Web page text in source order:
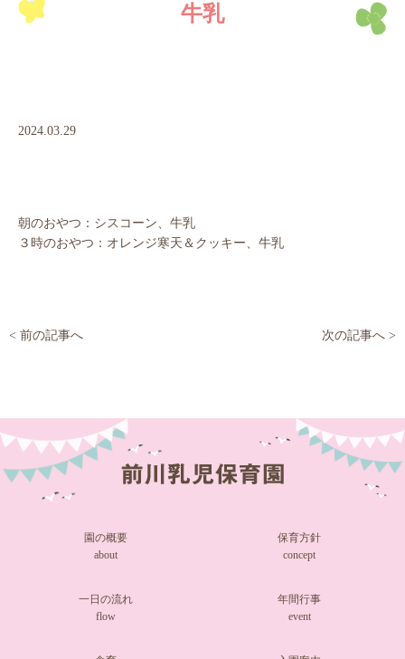
牛乳
2024.03.29
朝のおやつ：シスコーン、牛乳
３時のおやつ：オレンジ寒天＆クッキー、牛乳
投
ー
< 前の記事へ 次の記事へ >
園の概要
about
保育方針
concept
一日の流れ
flow
年間行事
event